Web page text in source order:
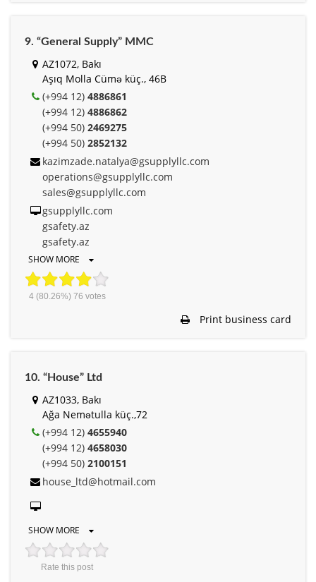
9. “General Supply” MMC
AZ1072, Bakı
Aşıq Molla Cümə küç., 46B
(+994 12) 4886861
(+994 12) 4886862
(+994 50) 2469275
(+994 50) 2852132
kazimzade.natalya@gsupplyllc.com
operations@gsupplyllc.com
sales@gsupplyllc.com
gsupplyllc.com
gsafety.az
gsafety.az
SHOW MORE
4(80.26%) 76 votes
Print business card
10. “House” Ltd
AZ1033, Bakı
Ağa Nemətulla küç.,72
(+994 12) 4655940
(+994 12) 4658030
(+994 50) 2100151
house_ltd@hotmail.com
SHOW MORE
Rate this post